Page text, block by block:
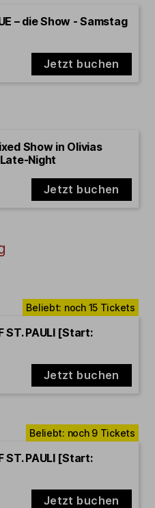
– die Show - Samstag
Jetzt buchen
Show in Olivias
Night
Jetzt buchen
ST. PAULI [Start:
Jetzt buchen
ST. PAULI [Start:
Jetzt buchen